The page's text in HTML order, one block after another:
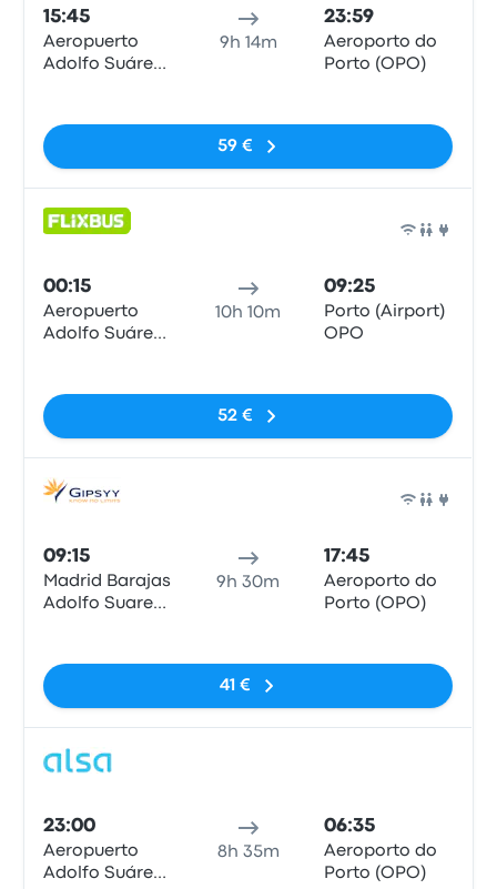
15:45
Aeropuerto
Adolfo Suárez
T4
9h 14m
23:59
Aeroporto do
Porto (OPO)
59 €
00:15
Aeropuerto
Adolfo Suárez
T4
10h 10m
09:25
Porto (Airport)
OPO
52 €
09:15
Madrid Barajas
Adolfo Suarez
9h 30m
17:45
Aeroporto do
Porto (OPO)
41 €
23:00
Aeropuerto
Adolfo Suárez
8h 35m
06:35
Aeroporto do
Porto (OPO)